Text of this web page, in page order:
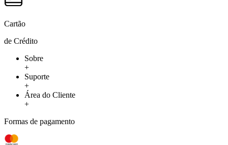
Cartão
de Crédito
Sobre
+
Suporte
+
Área do Cliente
+
Formas de pagamento